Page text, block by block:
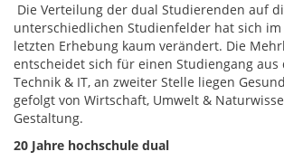
Die Verteilung der dual Studierenden auf
unterschiedlichen Studienfelder hat sich im
letzten Erhebung kaum verändert. Die
entscheidet sich für einen Studiengang aus
Technik & IT, an zweiter Stelle liegen
gefolgt von Wirtschaft, Umwelt &
Gestaltung.
20 Jahre hochschule dual